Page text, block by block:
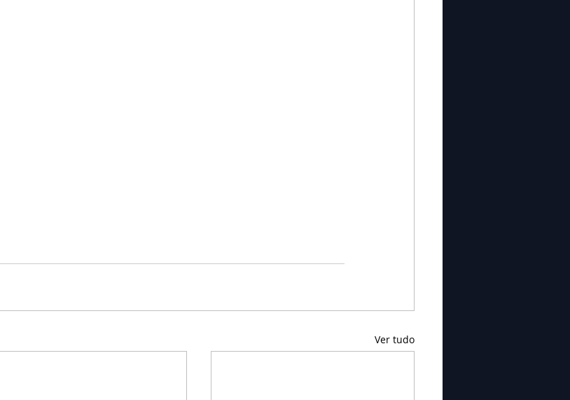
Ver tudo